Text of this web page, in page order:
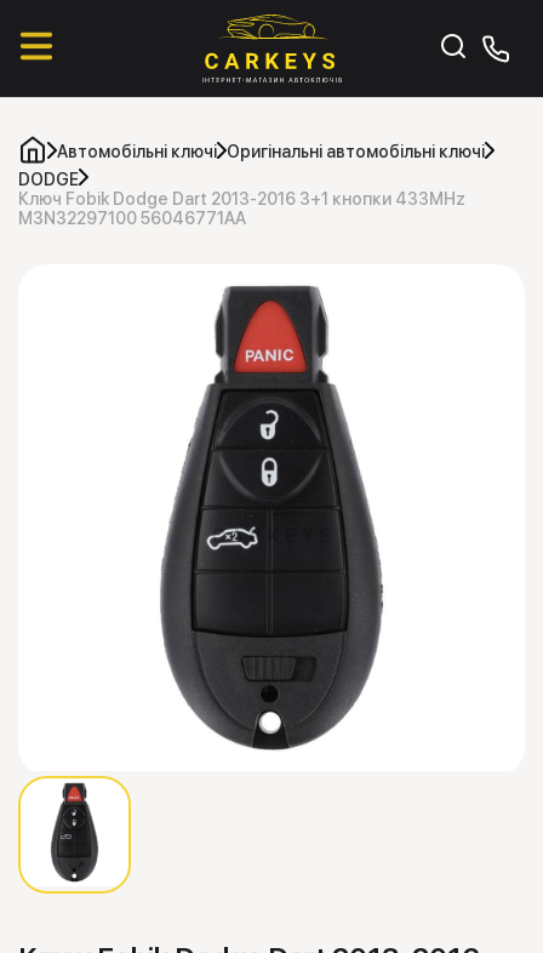
Автомобільні ключі Оригінальні автомобільні ключі
DODGE
Ключ Fobik Dodge Dart 2013-2016 3+1 кнопки 433MHz
M3N32297100 56046771AA